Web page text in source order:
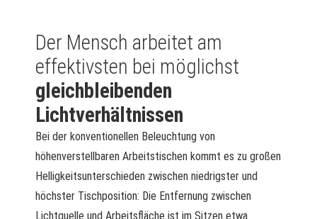
Der Mensch arbeitet am
effektivsten bei möglichst
gleichbleibenden
Lichtverhältnissen
Bei der konventionellen Beleuchtung von
höhenverstellbaren Arbeitstischen kommt es zu großen
Helligkeitsunterschieden zwischen niedrigster und
höchster Tischposition: Die Entfernung zwischen
Lichtquelle und Arbeitsfläche ist im Sitzen etwa